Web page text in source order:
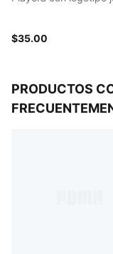
$35.00
PRODUCTOS